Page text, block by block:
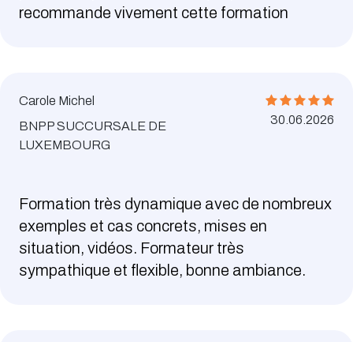
recommande vivement cette formation
Carole Michel
BNPP SUCCURSALE DE
LUXEMBOURG
30.06.2026
Formation très dynamique avec de nombreux
exemples et cas concrets, mises en
situation, vidéos. Formateur très
sympathique et flexible, bonne ambiance.